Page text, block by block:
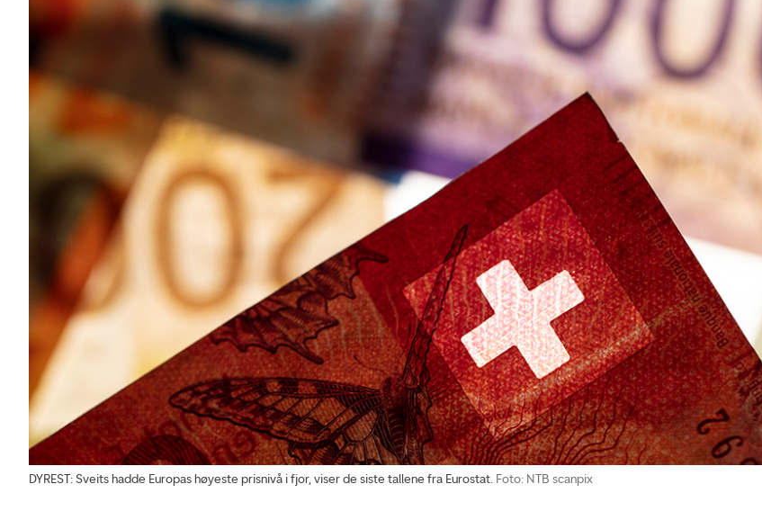
DYREST: Sveits hadde Europas høyeste prisnivå i fjor, viser de siste tallene fra Eurostat. Foto: NTB scanpix